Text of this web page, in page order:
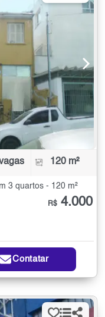
120 m²
3 quartos - 120 m²
R$ 4.000
Contatar